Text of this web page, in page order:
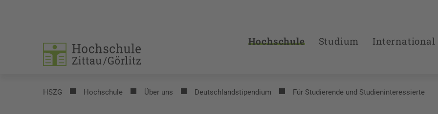
Hochschule Studium International
HSZG Hochschule Über uns Deutschlandstipendium Für Studierende und Studieninteressierte